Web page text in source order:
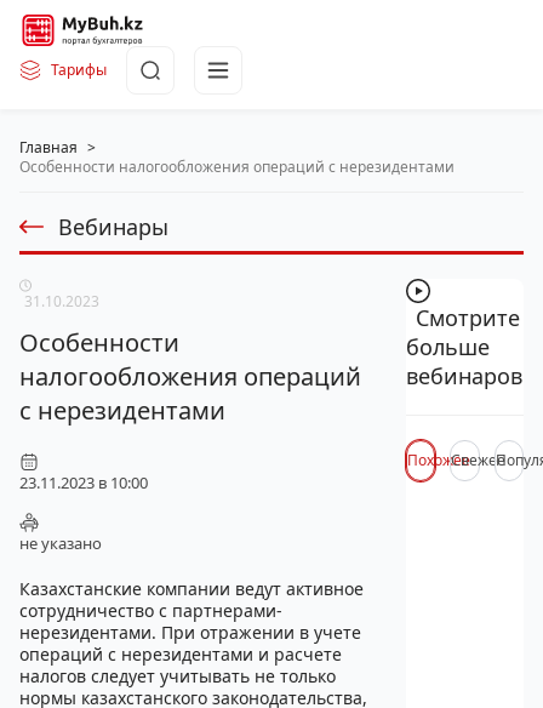
Тарифы
Главная >
Особенности налогообложения операций с нерезидентами
Вебинары
31.10.2023
Особенности
налогообложения операций
с нерезидентами
23.11.2023 в 10:00
не указано
Казахстанские компании ведут активное
сотрудничество с партнерами-
нерезидентами. При отражении в учете
операций с нерезидентами и расчете
налогов следует учитывать не только
нормы казахстанского законодательства,
Смотрите
больше
вебинаров
ПохожееСвежее